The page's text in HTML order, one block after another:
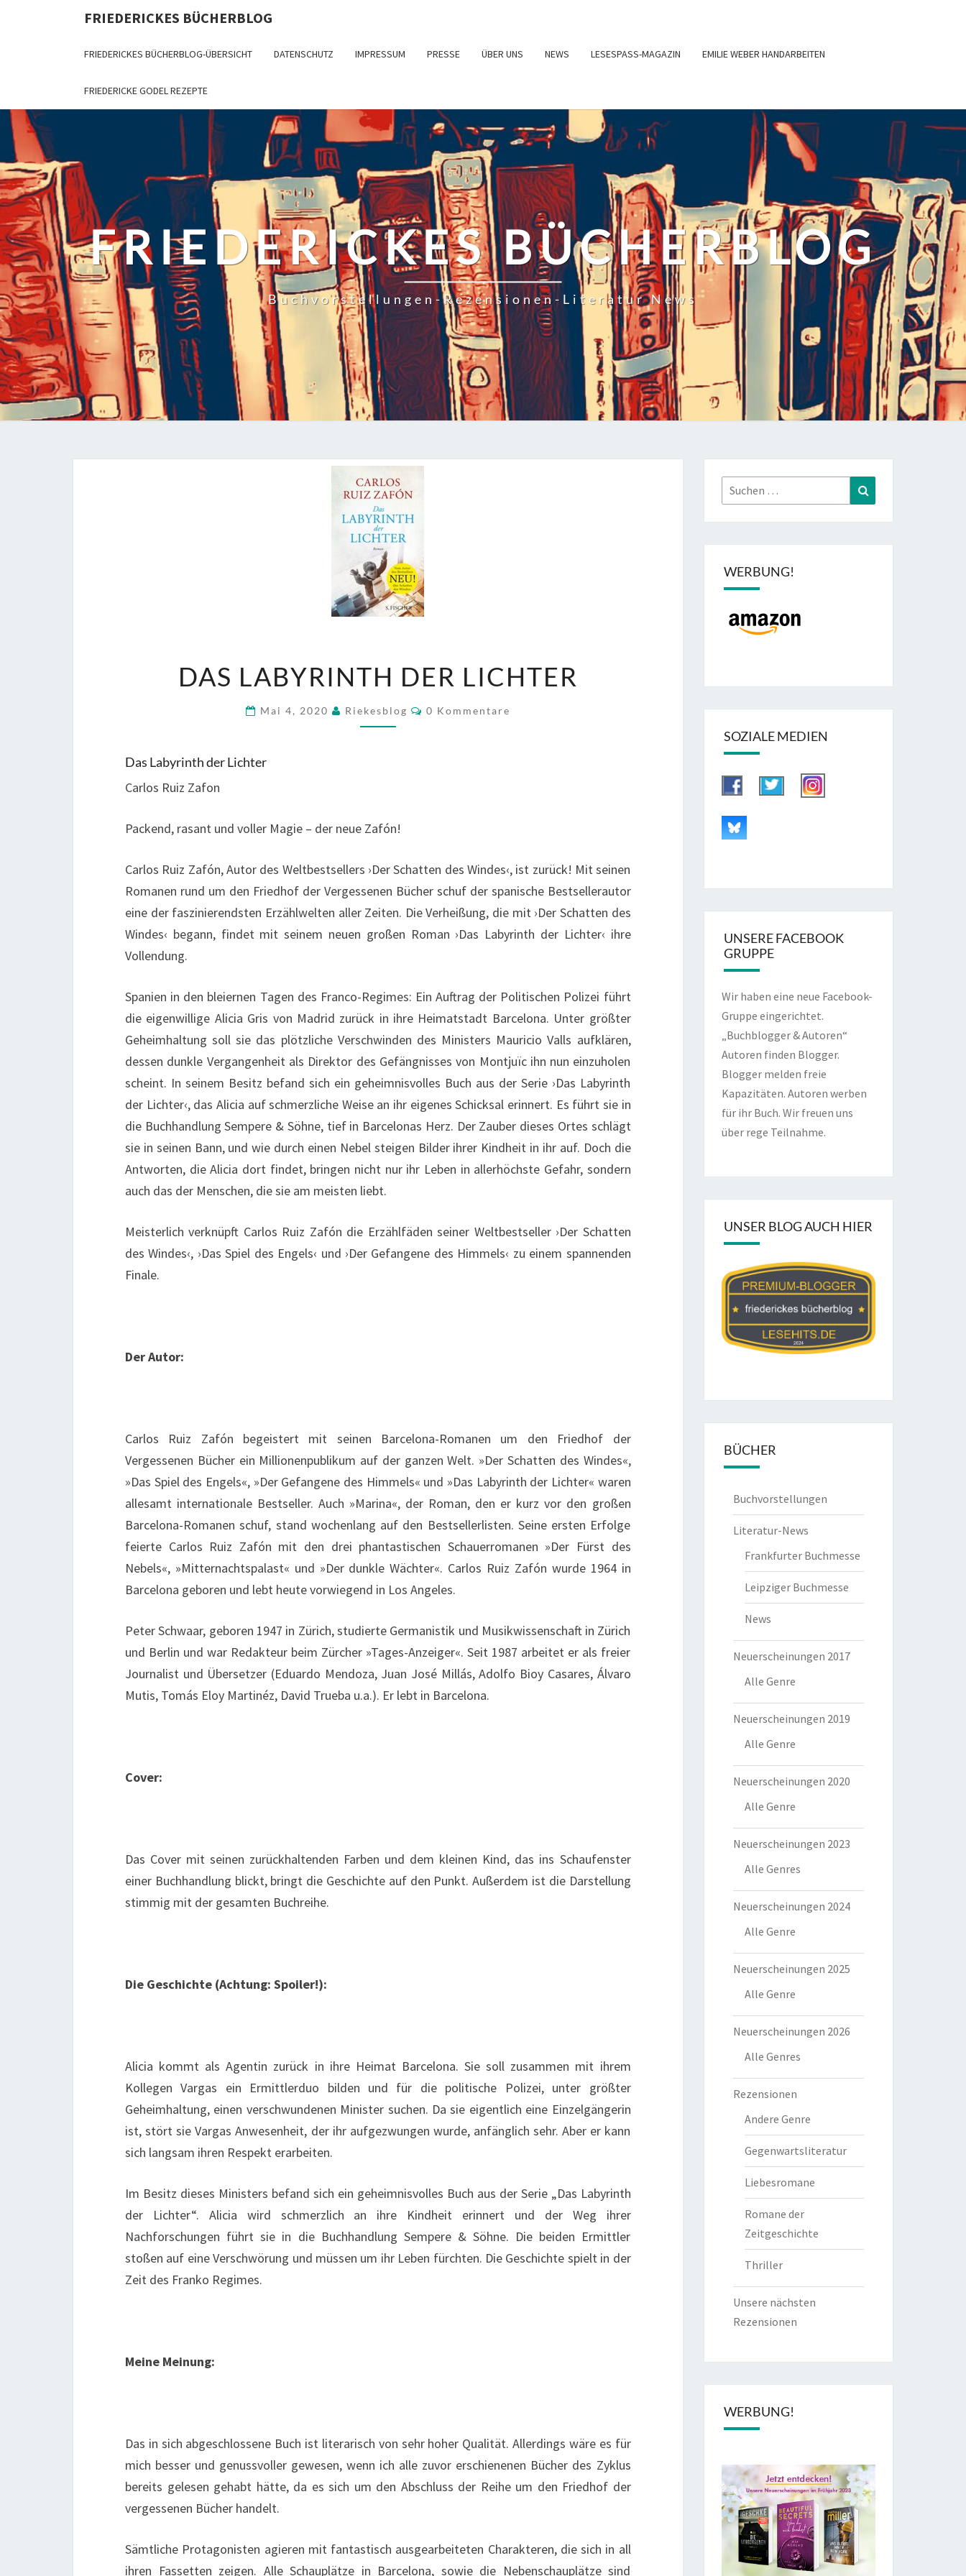
FRIEDERICKES BÜCHERBLOG
FRIEDERICKES BÜCHERBLOG-ÜBERSICHT DATENSCHUTZ IMPRESSUM PRESSE ÜBER UNS NEWS LESESPASS-MAGAZIN EMILIE WEBER HANDARBEITEN
FRIEDERICKE GODEL REZEPTE
FRIEDERICKES BÜCHERBLOG
Buchvorstellungen-Rezensionen-Literatur News
LABYRINTH
LICHTER
DAS LABYRINTH DER LICHTER
Mai 4, 2020 Riekesblog Kommentare
0 Kommentare
Das Labyrinth der Lichter
Carlos Ruiz Zafon
Packend, rasant und voller Magie – der neue Zafón!
Carlos Ruiz Zafón, Autor des Weltbestsellers ›Der Schatten des Windes‹, ist zurück! Mit seinen
Romanen rund um den Friedhof der Vergessenen Bücher schuf der spanische Bestsellerautor
eine der faszinierendsten Erzählwelten aller Zeiten. Die Verheißung, die mit ›Der Schatten des
Windes‹ begann, findet mit seinem neuen großen Roman ›Das Labyrinth der Lichter‹ ihre
Vollendung.
Spanien in den bleiernen Tagen des Franco-Regimes: Ein Auftrag der Politischen Polizei führt
die eigenwillige Alicia Gris von Madrid zurück in ihre Heimatstadt Barcelona. Unter größter
Geheimhaltung soll sie das plötzliche Verschwinden des Ministers Mauricio Valls aufklären,
dessen dunkle Vergangenheit als Direktor des Gefängnisses von Montjuïc ihn nun einzuholen
scheint. In seinem Besitz befand sich ein geheimnisvolles Buch aus der Serie ›Das Labyrinth
der Lichter‹, das Alicia auf schmerzliche Weise an ihr eigenes Schicksal erinnert. Es führt sie in
die Buchhandlung Sempere & Söhne, tief in Barcelonas Herz. Der Zauber dieses Ortes schlägt
sie in seinen Bann, und wie durch einen Nebel steigen Bilder ihrer Kindheit in ihr auf. Doch die
Antworten, die Alicia dort findet, bringen nicht nur ihr Leben in allerhöchste Gefahr, sondern
auch das der Menschen, die sie am meisten liebt.
Meisterlich verknüpft Carlos Ruiz Zafón die Erzählfäden seiner Weltbestseller ›Der Schatten
des Windes‹, ›Das Spiel des Engels‹ und ›Der Gefangene des Himmels‹ zu einem spannenden
Finale.
Der Autor:
Carlos Ruiz Zafón begeistert mit seinen Barcelona-Romanen um den Friedhof der
Vergessenen Bücher ein Millionenpublikum auf der ganzen Welt. »Der Schatten des Windes«,
»Das Spiel des Engels«, »Der Gefangene des Himmels« und »Das Labyrinth der Lichter« waren
allesamt internationale Bestseller. Auch »Marina«, der Roman, den er kurz vor den großen
Barcelona-Romanen schuf, stand wochenlang auf den Bestsellerlisten. Seine ersten Erfolge
feierte Carlos Ruiz Zafón mit den drei phantastischen Schauerromanen »Der Fürst des
Nebels«, »Mitternachtspalast« und »Der dunkle Wächter«. Carlos Ruiz Zafón wurde 1964 in
Barcelona geboren und lebt heute vorwiegend in Los Angeles.
Peter Schwaar, geboren 1947 in Zürich, studierte Germanistik und Musikwissenschaft in Zürich
und Berlin und war Redakteur beim Zürcher »Tages-Anzeiger«. Seit 1987 arbeitet er als freier
Journalist und Übersetzer (Eduardo Mendoza, Juan José Millás, Adolfo Bioy Casares, Álvaro
Mutis, Tomás Eloy Martinéz, David Trueba u.a.). Er lebt in Barcelona.
Cover:
Das Cover mit seinen zurückhaltenden Farben und dem kleinen Kind, das ins Schaufenster
einer Buchhandlung blickt, bringt die Geschichte auf den Punkt. Außerdem ist die Darstellung
stimmig mit der gesamten Buchreihe.
Die Geschichte (Achtung: Spoiler!):
Alicia kommt als Agentin zurück in ihre Heimat Barcelona. Sie soll zusammen mit ihrem
Kollegen Vargas ein Ermittlerduo bilden und für die politische Polizei, unter größter
Geheimhaltung, einen verschwundenen Minister suchen. Da sie eigentlich eine Einzelgängerin
ist, stört sie Vargas Anwesenheit, der ihr aufgezwungen wurde, anfänglich sehr. Aber er kann
sich langsam ihren Respekt erarbeiten.
Im Besitz dieses Ministers befand sich ein geheimnisvolles Buch aus der Serie „Das Labyrinth
der Lichter“. Alicia wird schmerzlich an ihre Kindheit erinnert und der Weg ihrer
Nachforschungen führt sie in die Buchhandlung Sempere & Söhne. Die beiden Ermittler
stoßen auf eine Verschwörung und müssen um ihr Leben fürchten. Die Geschichte spielt in der
Zeit des Franko Regimes.
Meine Meinung:
Das in sich abgeschlossene Buch ist literarisch von sehr hoher Qualität. Allerdings wäre es für
mich besser und genussvoller gewesen, wenn ich alle zuvor erschienenen Bücher des Zyklus
bereits gelesen gehabt hätte, da es sich um den Abschluss der Reihe um den Friedhof der
vergessenen Bücher handelt.
Sämtliche Protagonisten agieren mit fantastisch ausgearbeiteten Charakteren, die sich in all
ihren Fassetten zeigen. Alle Schauplätze in Barcelona, sowie die Nebenschauplätze sind
Suchen
nach:
WERBUNG!
SOZIALE MEDIEN
UNSERE FACEBOOK
GRUPPE
Wir haben eine neue Facebook-
Gruppe eingerichtet.
„Buchblogger & Autoren“
Autoren finden Blogger.
Blogger melden freie
Kapazitäten. Autoren werben
für ihr Buch. Wir freuen uns
über rege Teilnahme.
UNSER BLOG AUCH HIER
BÜCHER
Buchvorstellungen
Literatur-News
Frankfurter Buchmesse
Leipziger Buchmesse
News
Neuerscheinungen 2017
Alle Genre
Neuerscheinungen 2019
Alle Genre
Neuerscheinungen 2020
Alle Genre
Neuerscheinungen 2023
Alle Genres
Neuerscheinungen 2024
Alle Genre
Neuerscheinungen 2025
Alle Genre
Neuerscheinungen 2026
Alle Genres
Rezensionen
Andere Genre
Gegenwartsliteratur
Liebesromane
Romane der
Zeitgeschichte
Thriller
Unsere nächsten
Rezensionen
WERBUNG!